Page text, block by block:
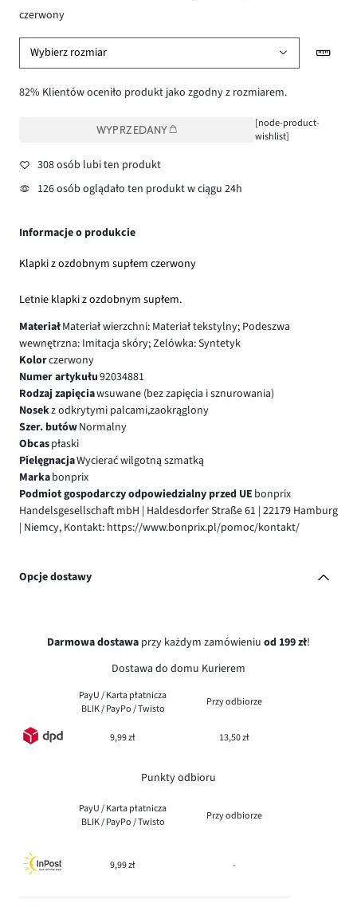
czerwony
Wybierz rozmiar
82% Klientów oceniło produkt jako zgodny z rozmiarem.
WYPRZEDANY
[node-product-
wishlist]
308 osób lubi ten produkt
126 osób oglądało ten produkt w ciągu 24h
Informacje o produkcie
Klapki z ozdobnym supłem czerwony
Letnie klapki z ozdobnym supłem.
MateriałMateriał wierzchni: Materiał tekstylny; Podeszwa
wewnętrzna: Imitacja skóry; Zelówka: Syntetyk
Kolorczerwony
Numer artykułu92034881
Rodzaj zapięciawsuwane (bez zapięcia i sznurowania)
Nosekz odkrytymi palcami,zaokrąglony
Szer. butówNormalny
Obcaspłaski
PielęgnacjaWycierać wilgotną szmatką
Markabonprix
Podmiot gospodarczy odpowiedzialny przed UE bonprix
Handelsgesellschaft mbH | Haldesdorfer Straße 61 | 22179 Hamburg
| Niemcy, Kontakt: https://www.bonprix.pl/pomoc/kontakt/
Opcje dostawy
Darmowa dostawa przy każdym zamówieniu od 199 zł!
Dostawa do domu Kurierem
PayU / Karta płatnicza
BLIK / PayPo / Twisto
Przy odbiorze
9,99 zł 13,50 zł
Punkty odbioru
PayU / Karta płatnicza
BLIK / PayPo / Twisto
Przy odbiorze
9,99 zł -